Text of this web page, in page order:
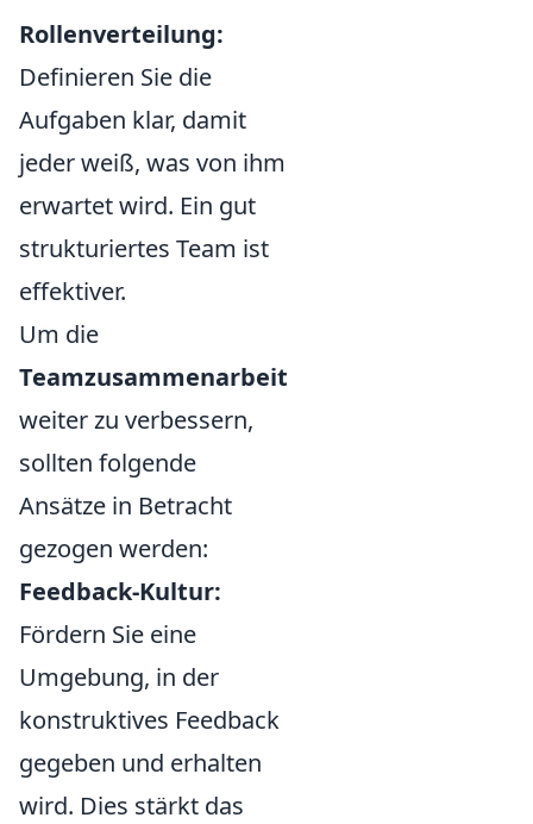
Rollenverteilung:
Definieren Sie die
Aufgaben klar, damit
jeder weiß, was von ihm
erwartet wird. Ein gut
strukturiertes Team ist
effektiver.
Um die
Teamzusammenarbeit
weiter zu verbessern,
sollten folgende
Ansätze in Betracht
gezogen werden:
Feedback-Kultur:
Fördern Sie eine
Umgebung, in der
konstruktives Feedback
gegeben und erhalten
wird. Dies stärkt das